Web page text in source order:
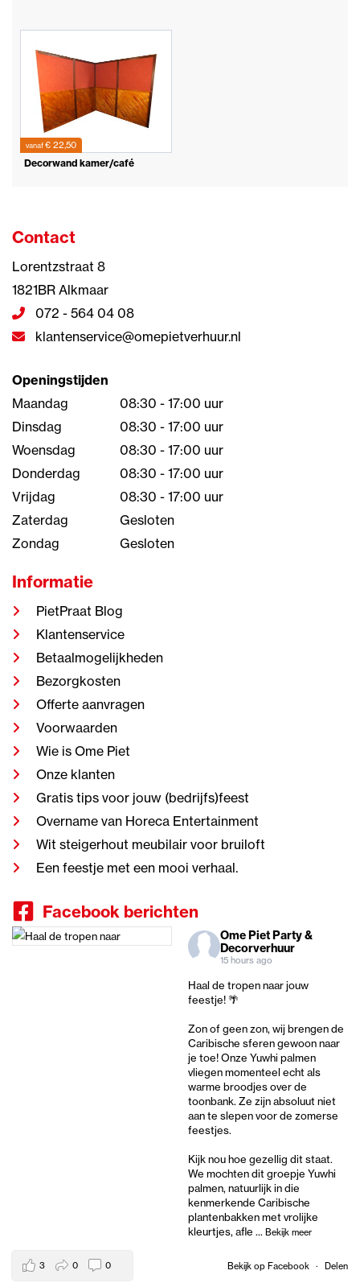
vanaf€ 22,50
Decorwand kamer/café
Contact
Lorentzstraat 8
1821BR Alkmaar
072 - 564 04 08
klantenservice@omepietverhuur.nl
Openingstijden
Maandag
08:30 - 17:00 uur
Dinsdag
08:30 - 17:00 uur
Woensdag
08:30 - 17:00 uur
Donderdag
08:30 - 17:00 uur
Vrijdag
08:30 - 17:00 uur
Zaterdag
Gesloten
Zondag
Gesloten
Informatie
PietPraat Blog
Klantenservice
Betaalmogelijkheden
Bezorgkosten
Offerte aanvragen
Voorwaarden
Wie is Ome Piet
Onze klanten
Gratis tips voor jouw (bedrijfs)feest
Overname van Horeca Entertainment
Wit steigerhout meubilair voor bruiloft
Een feestje met een mooi verhaal.
Facebook berichten
Ome Piet Party &
Decorverhuur
15 hours ago
Haal de tropen naar jouw
feestje! 🌴
Zon of geen zon, wij brengen de
Caribische sferen gewoon naar
je toe! Onze Yuwhi palmen
vliegen momenteel echt als
warme broodjes over de
toonbank. Ze zijn absoluut niet
aan te slepen voor de zomerse
feestjes.
Kijk nou hoe gezellig dit staat.
We mochten dit groepje Yuwhi
palmen, natuurlijk in die
kenmerkende Caribische
plantenbakken met vrolijke
kleurtjes, afle ... Bekijk meer
Bekijk op Facebook · Delen
3 0 0